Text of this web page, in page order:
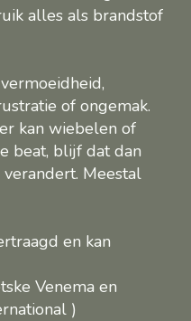
alles als brandstof
of ongemak.
kan wiebelen of
beat, blijf dat dan
Meestal
en kan
Venema en
)